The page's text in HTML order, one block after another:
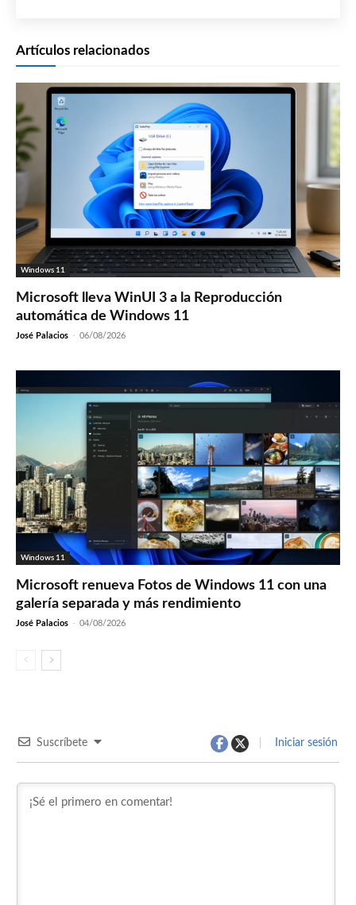
Artículos relacionados
Windows 11
Microsoft lleva WinUI 3 a la Reproducción
automática de Windows 11
José Palacios - 06/08/2026
Windows 11
Microsoft renueva Fotos de Windows 11 con una
galería separada y más rendimiento
José Palacios - 04/08/2026
Suscríbete Iniciar sesión